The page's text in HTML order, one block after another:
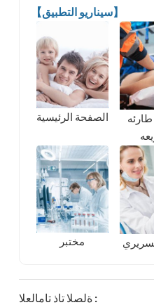
【سيناريو التطبيق】
الصفحة الرئيسية
مختبر
ةلصلا تاذ تامالعلا :